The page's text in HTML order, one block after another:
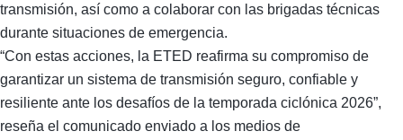
transmisión, así como a colaborar con las brigadas técnicas
durante situaciones de emergencia.
“Con estas acciones, la ETED reafirma su compromiso de
garantizar un sistema de transmisión seguro, confiable y
resiliente ante los desafíos de la temporada ciclónica 2026”,
reseña el comunicado enviado a los medios de